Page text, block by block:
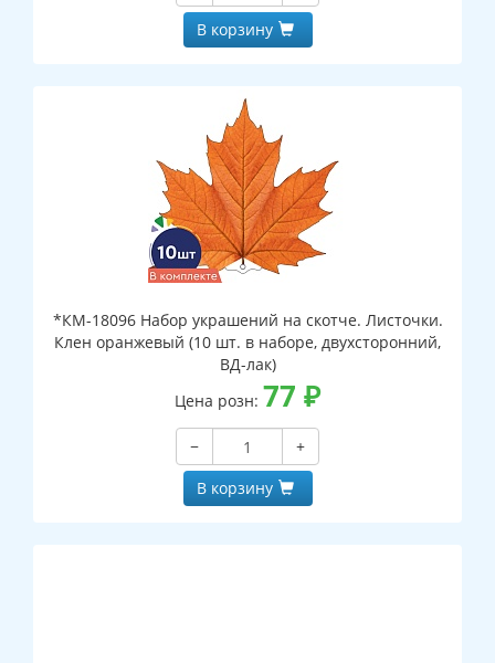
В корзину
*КМ-18096 Набор украшений на скотче. Листочки.
Клен оранжевый (10 шт. в наборе, двухсторонний,
ВД-лак)
Цена розн: 77 ₽
−
+
В корзину